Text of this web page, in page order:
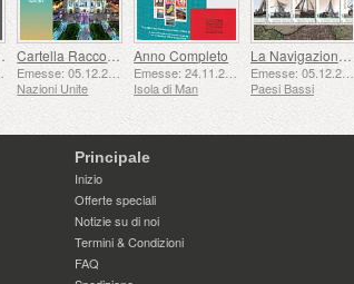
Cartella Raccolta Annuale (New York)
Nazioni Unite
Anno Completo
Isola di Man
La Navigazione nel XVII e XVIII Secolo – La Navigazione della Torba
Emesse: 05.12.2025
Paesi Bassi
Principale
Inizio
Offerte speciali
Notizie su di noi
Termini & Condizioni
FAQ